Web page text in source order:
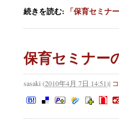
続きを読む: 「保育セミナ
保育セミナー
sasaki(2010年4月 7日 14:51)|